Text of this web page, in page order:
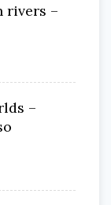
rivers –
–